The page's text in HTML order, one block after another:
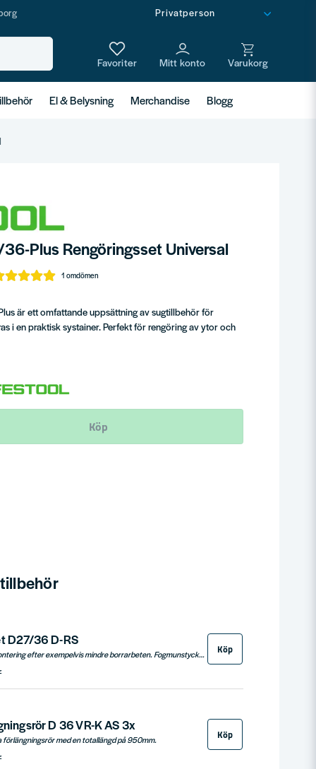
El & Belysning Merchandise Blogg
Plus Rengöringsset Universal
1 omdömen
är ett omfattande uppsättning av sugtillbehör för
i en praktisk systainer. Perfekt för rengöring av ytor och
Köp
D27/36 D-RS
Städset idealiskt vid montering efter exempelvis mindre borrarbeten. Fogmunstycket är idealiskt för trånga ställen. Med möbelmunstycket dammsuger du dynor extra grundligt. Sugpenseln med borste som tillbehör är idealisk för ömtåliga ytor. Köp
D 36 VR-K AS 3x
förlängningsrör med en totallängd på 950mm. Köp